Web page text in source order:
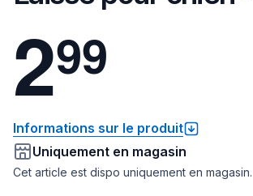
299
Informations sur le produit
Uniquement en magasin
Cet article est dispo uniquement en magasin.